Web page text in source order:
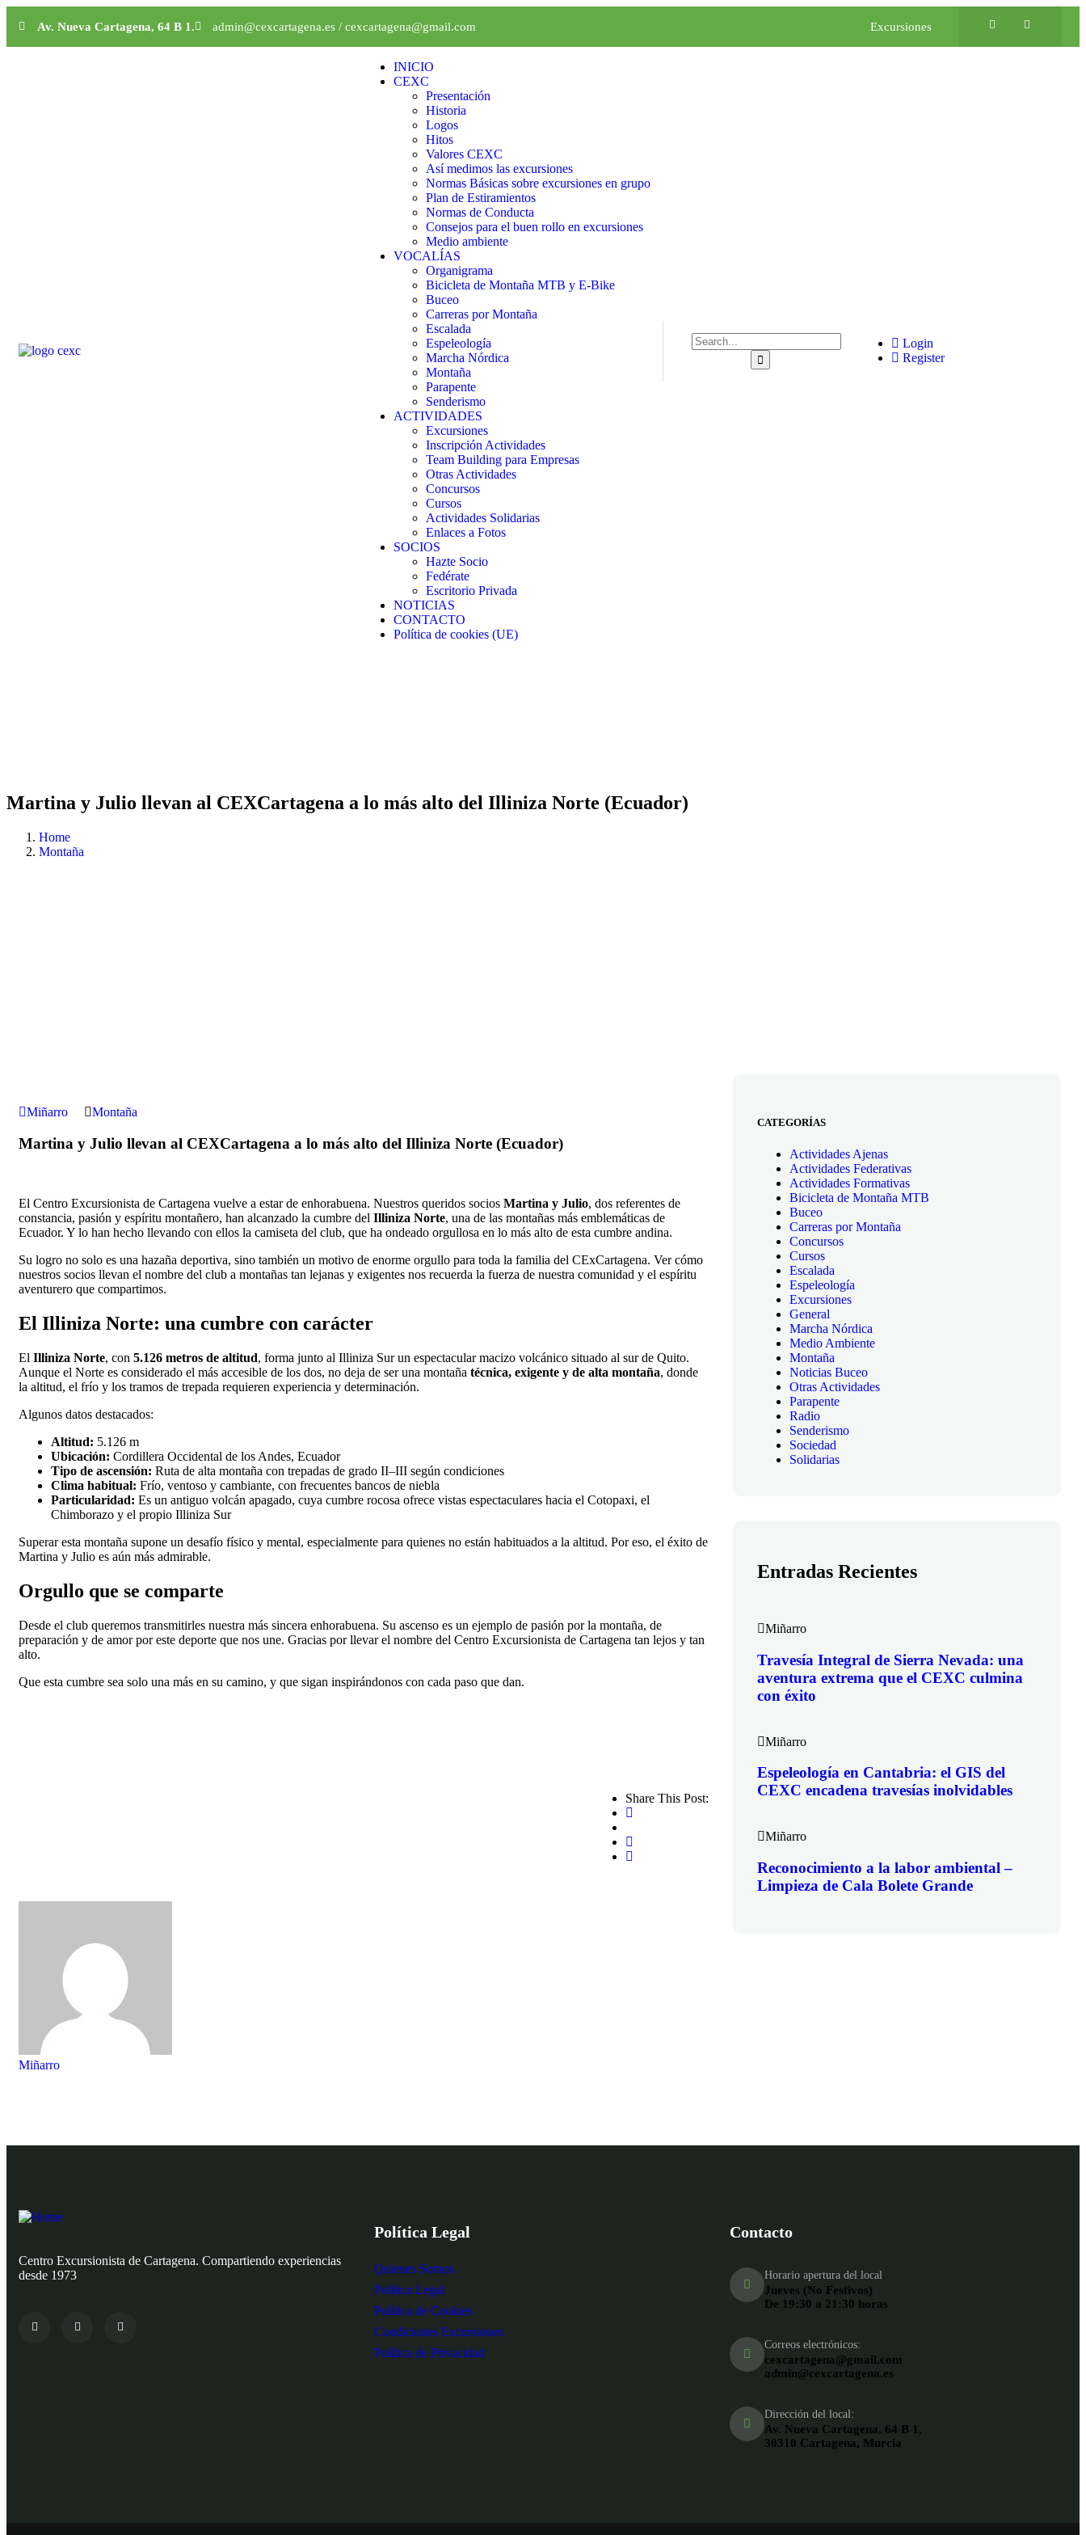
Av. Nueva Cartagena, 64 B 1. admin@cexcartagena.es / cexcartagena@gmail.com Excursiones
INICIO
CEXC
Presentación
Historia
Logos
Hitos
Valores CEXC
Así medimos las excursiones
Normas Básicas sobre excursiones en grupo
Plan de Estiramientos
Normas de Conducta
Consejos para el buen rollo en excursiones
Medio ambiente
VOCALÍAS
Organigrama
Bicicleta de Montaña MTB y E-Bike
Buceo
Carreras por Montaña
Escalada
Espeleología
Marcha Nórdica
Montaña
Parapente
Senderismo
ACTIVIDADES
Excursiones
Inscripción Actividades
Team Building para Empresas
Otras Actividades
Concursos
Cursos
Actividades Solidarias
Enlaces a Fotos
SOCIOS
Hazte Socio
Fedérate
Escritorio Privada
NOTICIAS
CONTACTO
Política de cookies (UE)
Login
Register
Martina y Julio llevan al CEXCartagena a lo más alto del Illiniza Norte (Ecuador)
Home
Montaña
Miñarro Montaña
Martina y Julio llevan al CEXCartagena a lo más alto del Illiniza Norte (Ecuador)
El Centro Excursionista de Cartagena vuelve a estar de enhorabuena. Nuestros queridos socios Martina y Julio, dos referentes de
constancia, pasión y espíritu montañero, han alcanzado la cumbre del Illiniza Norte, una de las montañas más emblemáticas de
Ecuador. Y lo han hecho llevando con ellos la camiseta del club, que ha ondeado orgullosa en lo más alto de esta cumbre andina.
Su logro no solo es una hazaña deportiva, sino también un motivo de enorme orgullo para toda la familia del CExCartagena. Ver cómo
nuestros socios llevan el nombre del club a montañas tan lejanas y exigentes nos recuerda la fuerza de nuestra comunidad y el espíritu
aventurero que compartimos.
El Illiniza Norte: una cumbre con carácter
El Illiniza Norte, con 5.126 metros de altitud, forma junto al Illiniza Sur un espectacular macizo volcánico situado al sur de Quito.
Aunque el Norte es considerado el más accesible de los dos, no deja de ser una montaña técnica, exigente y de alta montaña, donde
la altitud, el frío y los tramos de trepada requieren experiencia y determinación.
Algunos datos destacados:
Altitud: 5.126 m
Ubicación: Cordillera Occidental de los Andes, Ecuador
Tipo de ascensión: Ruta de alta montaña con trepadas de grado II–III según condiciones
Clima habitual: Frío, ventoso y cambiante, con frecuentes bancos de niebla
Particularidad: Es un antiguo volcán apagado, cuya cumbre rocosa ofrece vistas espectaculares hacia el Cotopaxi, el
Chimborazo y el propio Illiniza Sur
Superar esta montaña supone un desafío físico y mental, especialmente para quienes no están habituados a la altitud. Por eso, el éxito de
Martina y Julio es aún más admirable.
Orgullo que se comparte
Desde el club queremos transmitirles nuestra más sincera enhorabuena. Su ascenso es un ejemplo de pasión por la montaña, de
preparación y de amor por este deporte que nos une. Gracias por llevar el nombre del Centro Excursionista de Cartagena tan lejos y tan
alto.
Que esta cumbre sea solo una más en su camino, y que sigan inspirándonos con cada paso que dan.
Share This Post:
Miñarro
CATEGORÍAS
Actividades Ajenas
Actividades Federativas
Actividades Formativas
Bicicleta de Montaña MTB
Buceo
Carreras por Montaña
Concursos
Cursos
Escalada
Espeleología
Excursiones
General
Marcha Nórdica
Medio Ambiente
Montaña
Noticias Buceo
Otras Actividades
Parapente
Radio
Senderismo
Sociedad
Solidarias
Entradas Recientes
Miñarro
Travesía Integral de Sierra Nevada: una
aventura extrema que el CEXC culmina
con éxito
Miñarro
Espeleología en Cantabria: el GIS del
CEXC encadena travesías inolvidables
Miñarro
Reconocimiento a la labor ambiental –
Limpieza de Cala Bolete Grande
Centro Excursionista de Cartagena. Compartiendo experiencias
desde 1973
Política Legal
Quienes Somos
Política Legal
Política de Cookies
Condiciones Excursiones
Política de Privacidad
Contacto
Horario apertura del local
Jueves (No Festivos)
De 19:30 a 21:30 horas
Correos electrónicos:
cexcartagena@gmail.com
admin@cexcartagena.es
Dirección del local:
Av. Nueva Cartagena, 64 B 1,
30310 Cartagena, Murcia